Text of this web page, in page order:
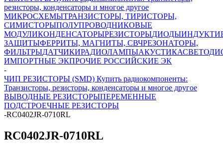
резисторы, конденсаторы и многое другое
МИКРОСХЕМЫТРАНЗИСТОРЫ, ТИРИСТОРЫ,
СИМИСТОРЫПОЛУПРОВОДНИКОВЫЕ
МОДУЛИКОНДЕНСАТОРЫРЕЗИСТОРЫДИОДЫ
ЗАЩИТЫФЕРРИТЫ, МАГНИТЫ, СВЧРЕЗОНАТОРЫ,
ФИЛЬТРЫДАТЧИКИРАДИОЛАМПЫАКУСТИКА
ИМПОРТНЫЕ ЭКПРОЧИЕ РОССИЙСКИЕ ЭК
-
ЧИП РЕЗИСТОРЫ (SMD) Купить радиокомпоненты:
Транзисторы, резисторы, конденсаторы и многое другое
ВЫВОДНЫЕ РЕЗИСТОРЫПЕРЕМЕННЫЕ
ПОДСТРОЕЧНЫЕ РЕЗИСТОРЫ
-RC0402JR-0710RL
RC0402JR-0710RL